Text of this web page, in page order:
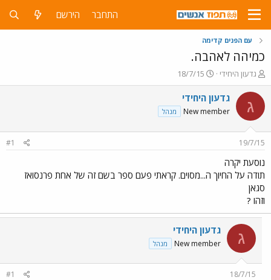
התחבר הירשם
עם הפנים קדימה
כמיהה לאהבה.
פ
ו
ת
ח
ה
ו
ש
א
גדעון היחידי
פ
ו
ר
ם
ך
18/7/15
ג גדעון היחידי
New member מנהל
19/7/15
#1
נוסעת יקרה
תודה על החיוך ה...מסוים. קראתי פעם ספר בשם זה של אחת פרנסואז
סגאן
וזהו ?
ג גדעון היחידי
New member מנהל
18/7/15
#1